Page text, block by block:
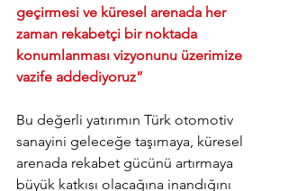
geçirmesi ve küresel arenada her
zaman rekabetçi bir noktada
konumlanması vizyonunu üzerimize
vazife addediyoruz”
Bu değerli yatırımın Türk otomotiv
sanayini geleceğe taşımaya, küresel
arenada rekabet gücünü artırmaya
büyük katkısı olacağına inandığını